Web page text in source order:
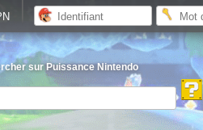
sur Puissance Nintendo